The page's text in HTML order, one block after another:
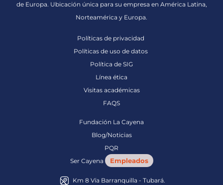
de Europa. Ubicación única para su empresa en América Latina,
Norteamérica y Europa.
Políticas de privacidad
Políticas de uso de datos
Política de SIG
Línea ética
Visitas académicas
FAQS
Fundación La Cayena
Blog/Noticias
PQR
Ser Cayena
Empleados
Km 8 Vía Barranquilla - Tubará.